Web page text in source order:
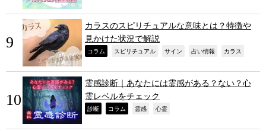
カラスのスピリチュアルな意味とは？特徴や
見かけた状況で解説
コラム スピリチュアル サイン 占い情報 カラス
霊感診断｜あなたには霊感がある？ない？心
霊レベルをチェック
診断 コラム 霊感 心霊